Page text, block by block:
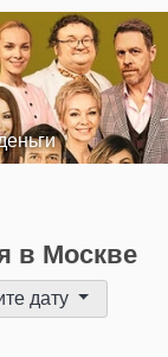
в Москве
дату